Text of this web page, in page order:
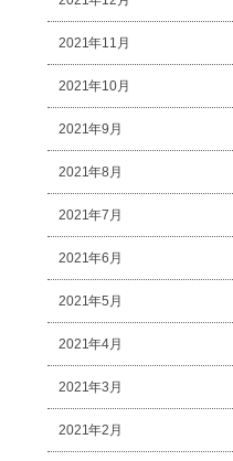
2021年11月
2021年10月
2021年9月
2021年8月
2021年7月
2021年6月
2021年5月
2021年4月
2021年3月
2021年2月